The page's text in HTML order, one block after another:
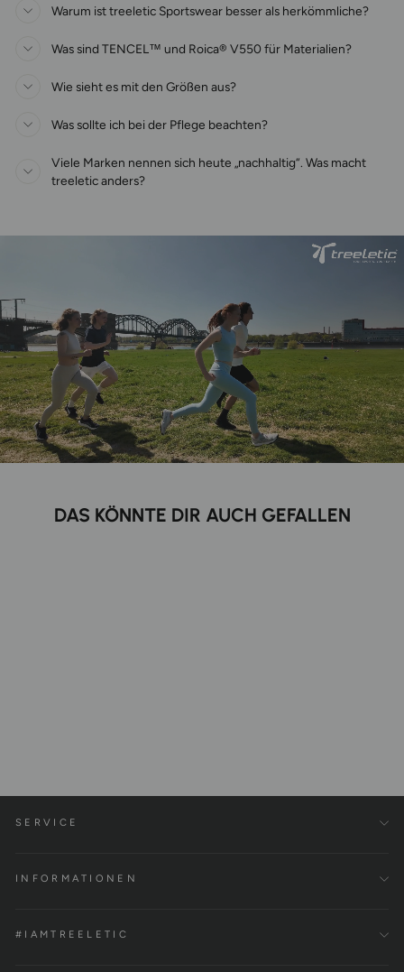
Warum ist treeletic Sportswear besser als herkömmliche?
Was sind TENCEL™ und Roica® V550 für Materialien?
Wie sieht es mit den Größen aus?
Was sollte ich bei der Pflege beachten?
Viele Marken nennen sich heute „nachhaltig“. Was macht
treeletic anders?
DAS KÖNNTE DIR AUCH GEFALLEN
SERVICE
INFORMATIONEN
#IAMTREELETIC